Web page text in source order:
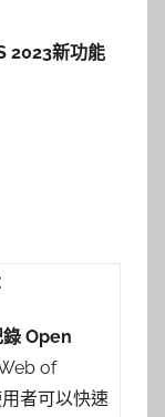
2023新功能
Open
of
者可以快速